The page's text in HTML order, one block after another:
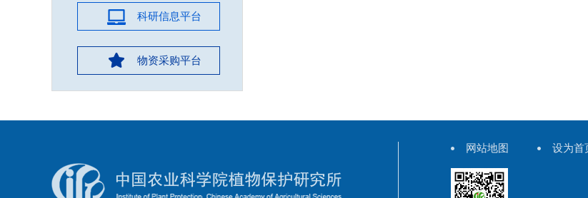
科研信息平台
物资采购平台
网站地图 设为首